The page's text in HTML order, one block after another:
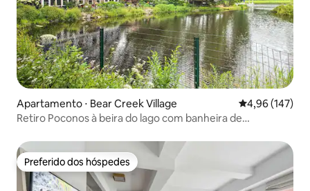
Apartamento ⋅ Bear Creek Village 4,96 de uma
4,96 (147)
Retiro Poconos à beira do lago com banheira de
Preferido dos hóspedes
Preferido dos hóspedes